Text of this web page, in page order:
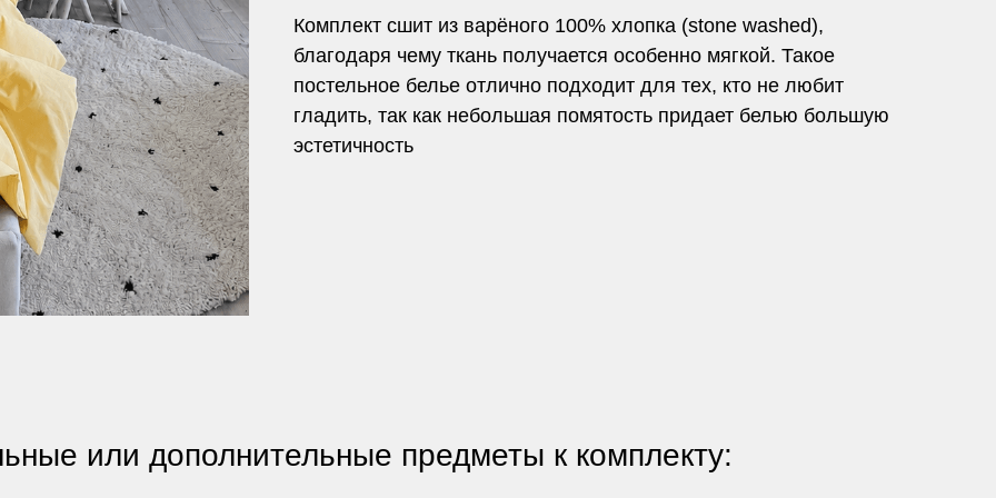
Комплект сшит из варёного 100% хлопка (stone washed),
благодаря чему ткань получается особенно мягкой. Такое
постельное белье отлично подходит для тех, кто не любит
гладить, так как небольшая помятость придает белью большую
эстетичность
или дополнительные предметы к комплекту: